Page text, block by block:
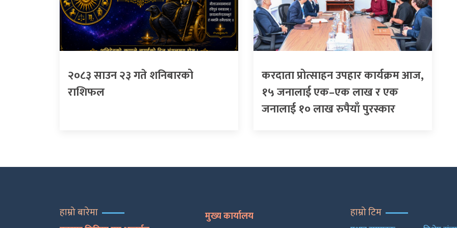
२०८३ साउन २३ गते शनिबारको
राशिफल
करदाता प्रोत्साहन उपहार कार्यक्रम आज,
१५ जनालाई एक–एक लाख र एक
जनालाई १० लाख रुपैयाँ पुरस्कार
हाम्रो बारेमा मुख्य कार्यालय हाम्रो टिम